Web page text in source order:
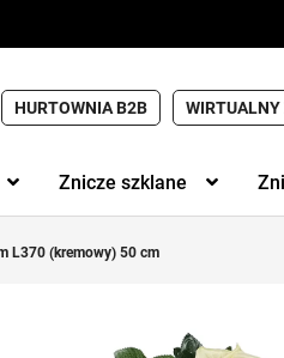
HURTOWNIA B2B WIRTUALNY
Znicze szklane
L370 (kremowy) 50 cm